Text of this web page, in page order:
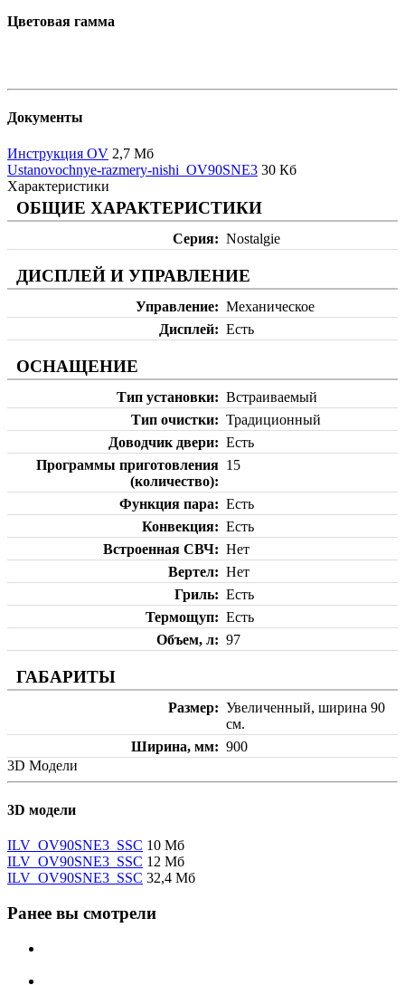
Цветовая гамма
Документы
Инструкция OV 2,7 Мб
Ustanovochnye-razmery-nishi_OV90SNE3 30 Кб
Характеристики
ОБЩИЕ ХАРАКТЕРИСТИКИ
Серия Nostalgie
ДИСПЛЕЙ И УПРАВЛЕНИЕ
Управление
Механическое
Дисплей
Есть
ОСНАЩЕНИЕ
Тип установки
Встраиваемый
Тип очистки
Традиционный
Доводчик двери
Есть
Программы приготовления
(количество)
15
Функция пара
Есть
Конвекция
Есть
Встроенная СВЧ
Нет
Вертел
Нет
Гриль
Есть
Термощуп
Есть
Объем, л
97
ГАБАРИТЫ
Размер
Увеличенный, ширина 90
см.
Ширина, мм
900
3D Модели
3D модели
ILV_OV90SNE3_SSC 10 Мб
ILV_OV90SNE3_SSC 12 Мб
ILV_OV90SNE3_SSC 32,4 Мб
Ранее вы смотрели